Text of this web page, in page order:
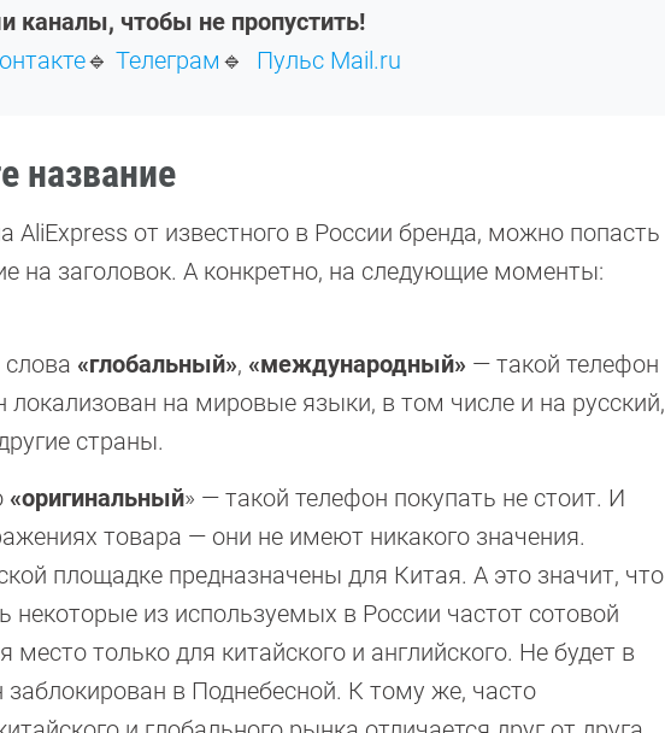
каналы, чтобы не пропустить!
🔹 Телеграм 🔹 Пульс Mail.ru
название
от известного в России бренда, можно попасть
на заголовок. А конкретно, на следующие моменты:
«глобальный», «международный» — такой телефон
на мировые языки, в том числе и на русский,
страны.
«оригинальный» — такой телефон покупать не стоит. И
товара — они не имеют никакого значения.
площадке предназначены для Китая. А это значит, что
из используемых в России частот сотовой
место только для китайского и английского. Не будет в
в Поднебесной. К тому же, часто